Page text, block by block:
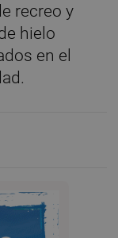
recreo y
hielo
en el